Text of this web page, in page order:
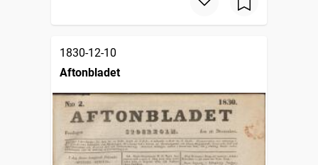
1830-12-10
Aftonbladet